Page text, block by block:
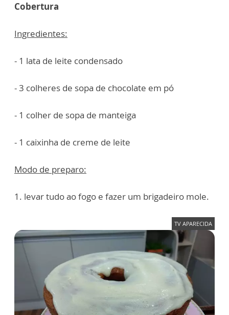
Cobertura
Ingredientes:
- 1 lata de leite condensado
- 3 colheres de sopa de chocolate em pó
- 1 colher de sopa de manteiga
- 1 caixinha de creme de leite
Modo de preparo:
1. levar tudo ao fogo e fazer um brigadeiro mole.
TV APARECIDA